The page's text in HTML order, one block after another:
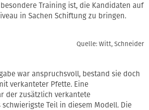
Training ist, die Kandidaten auf
in Sachen Schiftung zu bringen.
Quelle: Witt, Schneider
war anspruchsvoll, bestand sie doch
verkanteter Pfette. Eine
der zusätzlich verkantete
Teil in diesem Modell. Die